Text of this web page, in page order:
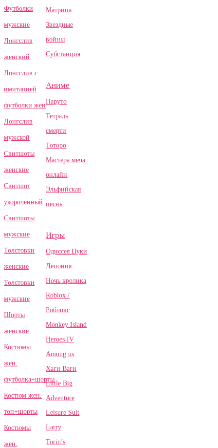
Футболки
мужские
Лонгслив
женский
Лонгслив с
имитацией
футболки жен
Лонгслив
мужской
Свитшоты
женские
Свитшот
укороченный
Свитшоты
мужские
Толстовки
женские
Толстовки
мужские
Шорты
женские
Костюмы
жен.
футболка+шорты
Костюм жен.
топ+шорты
Костюмы
жен.
Матрица
Звездные
войны
Субстанция
Аниме
Наруто
Тетрадь
смерти
Тоторо
Мастера меча
онлайн
Эльфийская
песнь
Игры
Одиссея Цуки
Депония
Ночь кролика
Roblox /
Роблокс
Monkey Island
Heroes IV
Among us
Хаги Ваги
Little Big
Adventure
Leisure Suit
Larry
Torin’s